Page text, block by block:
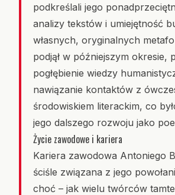
podkreślali jego
analizy tekstów i umiejętność
własnych, oryginalnych
podjął w późniejszym okresie,
pogłębienie wiedzy
nawiązanie kontaktów z
środowiskiem literackim, co
jego dalszego rozwoju jako
Życie zawodowe i kariera
Kariera zawodowa Antoniego
ściśle związana z jego
choć – jak wielu twórców